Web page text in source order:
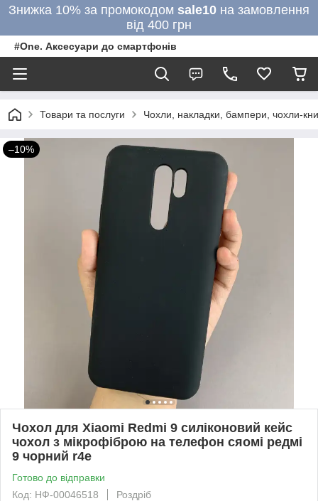
Знижка 10% за промокодом sale10 на замовлення
від 400 грн
#One. Аксесуари до смартфонів
Товари та послуги Чохли, накладки, бампери, чохли-
–10%
Чохол для Xiaomi Redmi 9 силіконовий кейс
чохол з мікрофіброю на телефон сяомі редмі
9 чорний r4e
Готово до відправки
Код: НФ-00046518
Роздріб